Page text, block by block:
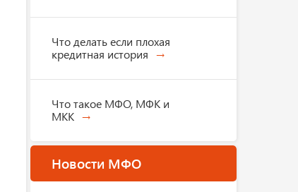
Что делать если плохая
кредитная история
Что такое МФО, МФК и
МКК
Новости МФО